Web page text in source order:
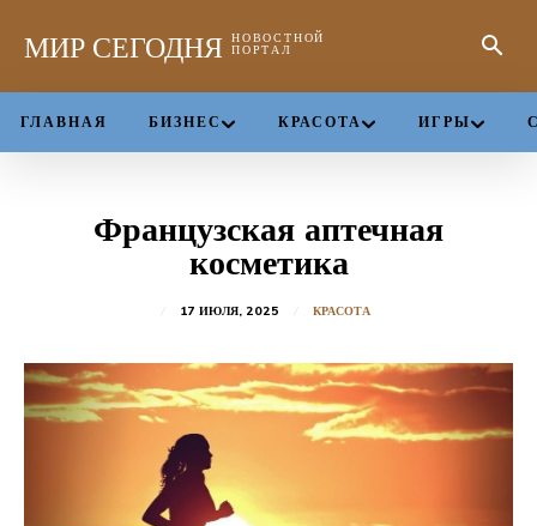
МИР СЕГОДНЯ НОВОСТНОЙ
ПОРТАЛ
ГЛАВНАЯ БИЗНЕС КРАСОТА ИГРЫ
Французская аптечная
косметика
17 ИЮЛЯ, 2025 КРАСОТА